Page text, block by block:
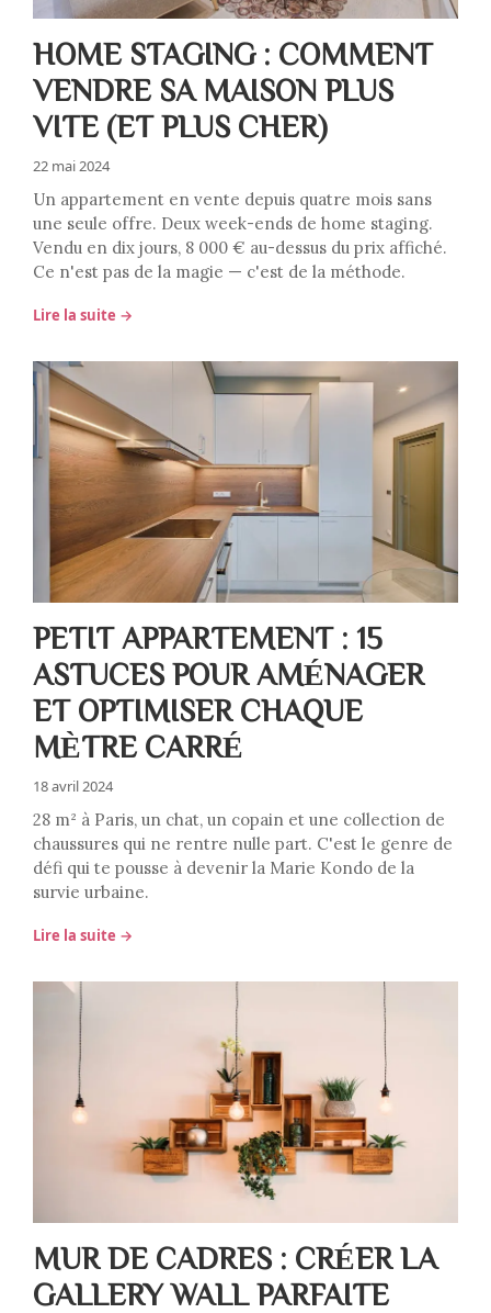
HOME STAGING : COMMENT
VENDRE SA MAISON PLUS
VITE (ET PLUS CHER)
22 mai 2024
Un appartement en vente depuis quatre mois sans
une seule offre. Deux week-ends de home staging.
Vendu en dix jours, 8 000 € au-dessus du prix affiché.
Ce n'est pas de la magie — c'est de la méthode.
Lire la suite →
PETIT APPARTEMENT : 15
ASTUCES POUR AMÉNAGER
ET OPTIMISER CHAQUE
MÈTRE CARRÉ
18 avril 2024
28 m² à Paris, un chat, un copain et une collection de
chaussures qui ne rentre nulle part. C'est le genre de
défi qui te pousse à devenir la Marie Kondo de la
survie urbaine.
Lire la suite →
MUR DE CADRES : CRÉER LA
GALLERY WALL PARFAITE